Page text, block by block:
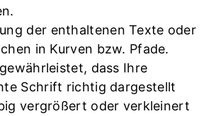
der enthaltenen Texte oder
in Kurven bzw. Pfade.
dass Ihre
Schrift richtig dargestellt
vergrößert oder verkleinert